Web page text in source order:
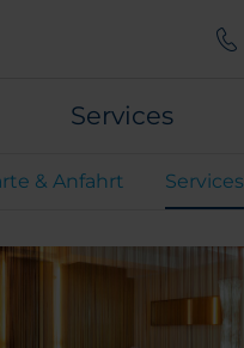
Services
& Anfahrt Services